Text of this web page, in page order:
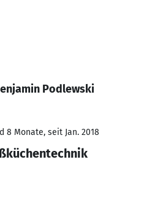
Podlewski
8 Monate, seit Jan. 2018